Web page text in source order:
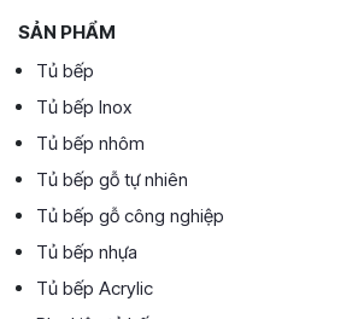
SẢN PHẨM
Tủ bếp
Tủ bếp Inox
Tủ bếp nhôm
Tủ bếp gỗ tự nhiên
Tủ bếp gỗ công nghiệp
Tủ bếp nhựa
Tủ bếp Acrylic